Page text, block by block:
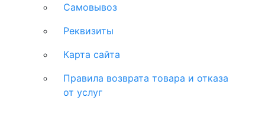
Самовывоз
Реквизиты
Карта сайта
Правила возврата товара и отказа
от услуг